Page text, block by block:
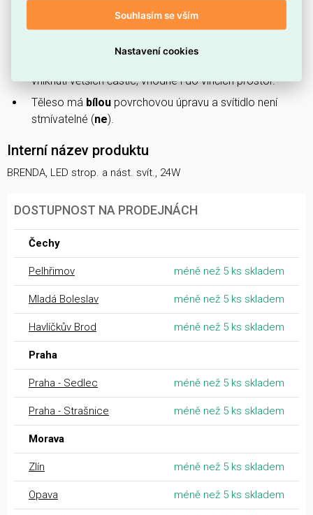
Nastavitelná teplota barev ve třech pozicích
vniknutí větších částic, vhodné i do vlhčích prostor.
Těleso má bílou povrchovou úpravu a svítidlo není
stmívatelné (ne).
Interní název produktu
BRENDA, LED strop. a nást. svít., 24W
DOSTUPNOST NA PRODEJNÁCH
Čechy
Pelhřimov méně než 5 ks skladem
Mladá Boleslav méně než 5 ks skladem
Havlíčkův Brod méně než 5 ks skladem
Praha
Praha - Sedlec méně než 5 ks skladem
Praha - Strašnice méně než 5 ks skladem
Morava
Zlín méně než 5 ks skladem
Opava méně než 5 ks skladem
Souhlasím se vším
Nastavení cookies